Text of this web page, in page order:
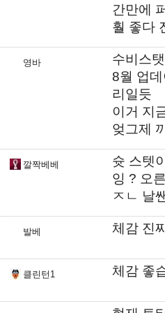
간만에
훨 좋다
영바
수비스
8월 업
리일듯
이거 지
엊그제
깔짝베베
슛 스텟
잉 ? 오
ㅈㄴ 날
발베 체감 진
클린턴1 체감 좋